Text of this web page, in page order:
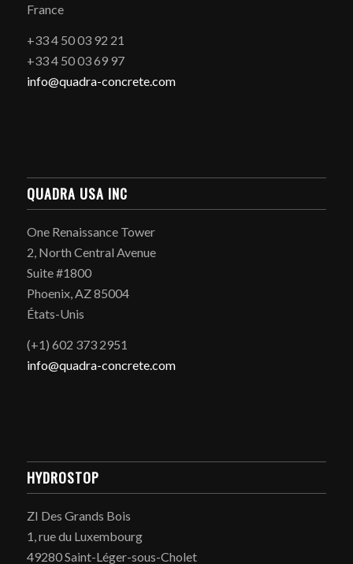
France
+33 4 50 03 92 21
+33 4 50 03 69 97
info@quadra-concrete.com
QUADRA USA INC
One Renaissance Tower
2, North Central Avenue
Suite #1800
Phoenix, AZ 85004
États-Unis
(+1) 602 373 2951
info@quadra-concrete.com
HYDROSTOP
ZI Des Grands Bois
1, rue du Luxembourg
49280 Saint-Léger-sous-Cholet